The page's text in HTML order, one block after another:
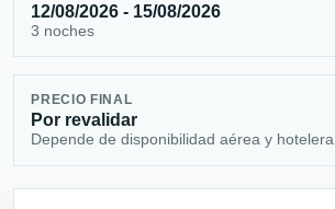
12/08/2026 - 15/08/2026
3 noches
PRECIO FINAL
Por revalidar
Depende de disponibilidad aérea y hotelera